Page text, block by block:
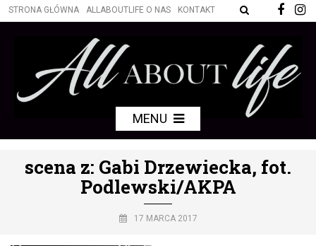
STRONA GŁÓWNA ALLABOUTLIFE O NAS KONTAKT
MENU
scena z: Gabi Drzewiecka, fot.
Podlewski/AKPA
17 MARCA 2017